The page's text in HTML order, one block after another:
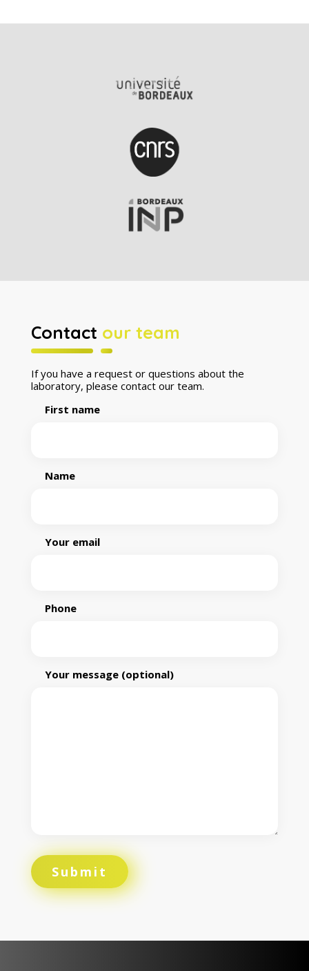
Contact our team
If you have a request or questions about the
laboratory, please contact our team.
First name
Name
Your email
Phone
Your message (optional)